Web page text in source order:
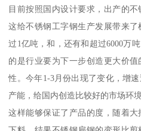
目前按照国内设计要求，出产的
这给不锈钢工字钢生产发展带来
过1亿吨，和，还有和超过6000万
的是行业要为下一步创造更大价
性。今年1-3月份出现了变化，增
产能，给国内创造比较好的市场环
这样能够保证了产品的度，随着